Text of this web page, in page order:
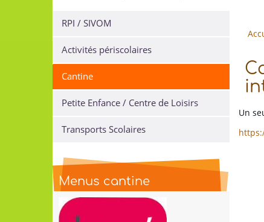
Un
RPI / SIVOM
Activités périscolaires
Cantine
Petite Enfance / Centre de Loisirs
Transports Scolaires
Menus cantine